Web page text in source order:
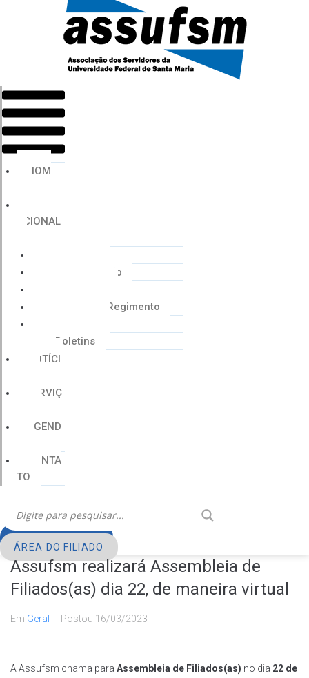
Menu
HOM
UCIONAL
Coordenação
Estatuto e Regimento
Boletins
NOTÍCI
SERVIÇ
AGEND
CONTA
TO
ÁREA DO FILIADO
Assufsm realizará Assembleia de
Filiados(as) dia 22, de maneira virtual
Em Geral Postou 16/03/2023
A Assufsm chama para Assembleia de Filiados(as) no dia 22 de